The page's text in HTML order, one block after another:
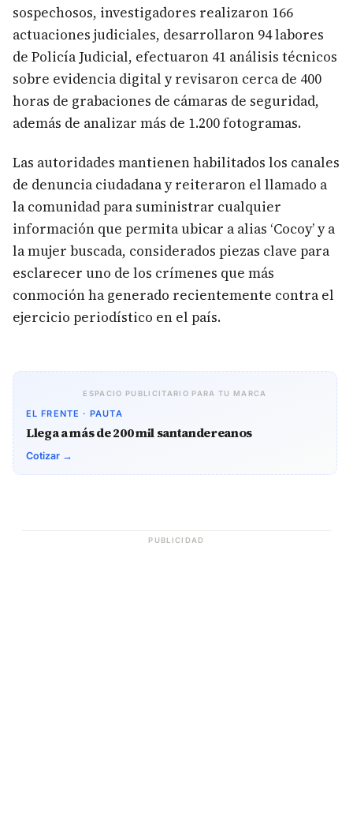
sospechosos, investigadores realizaron 166
actuaciones judiciales, desarrollaron 94 labores
de Policía Judicial, efectuaron 41 análisis técnicos
sobre evidencia digital y revisaron cerca de 400
horas de grabaciones de cámaras de seguridad,
además de analizar más de 1.200 fotogramas.
Las autoridades mantienen habilitados los canales
de denuncia ciudadana y reiteraron el llamado a
la comunidad para suministrar cualquier
información que permita ubicar a alias ‘Cocoy’ y a
la mujer buscada, considerados piezas clave para
esclarecer uno de los crímenes que más
conmoción ha generado recientemente contra el
ejercicio periodístico en el país.
ESPACIO PUBLICITARIO PARA TU MARCA
EL FRENTE · PAUTA
Llega a más de 200 mil santandereanos
Cotizar →
PUBLICIDAD